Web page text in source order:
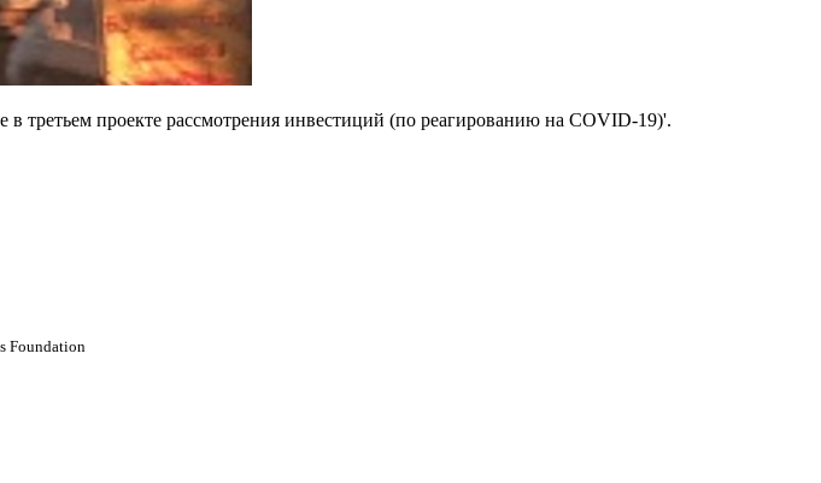
третьем проекте рассмотрения инвестиций (по реагированию на COVID-19)'.
Foundation